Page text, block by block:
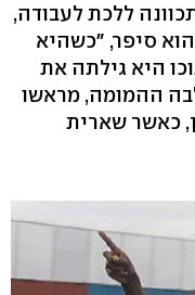
ללכת לעבודה,
סיפר, "כשהיא
היא גילתה את
ההמומה, מראשו
כאשר שארית